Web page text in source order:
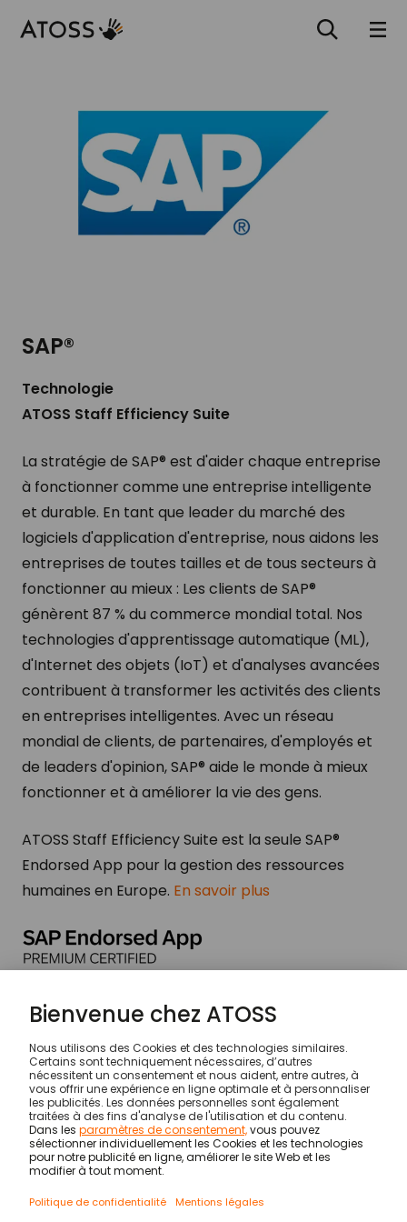
SAP®
Technologie
ATOSS Staff Efficiency Suite
La stratégie de SAP® est d'aider chaque entreprise
à fonctionner comme une entreprise intelligente
et durable. En tant que leader du marché des
logiciels d'application d'entreprise, nous aidons les
entreprises de toutes tailles et de tous secteurs à
fonctionner au mieux : Les clients de SAP®
génèrent 87 % du commerce mondial total. Nos
technologies d'apprentissage automatique (ML),
d'Internet des objets (IoT) et d'analyses avancées
contribuent à transformer les activités des clients
en entreprises intelligentes. Avec un réseau
mondial de clients, de partenaires, d'employés et
de leaders d'opinion, SAP® aide le monde à mieux
fonctionner et à améliorer la vie des gens.
ATOSS Staff Efficiency Suite est la seule SAP®
Endorsed App pour la gestion des ressources
humaines en Europe. En savoir plus
www.sap.com
Impression Conditions générales
© ATOSS Software SE